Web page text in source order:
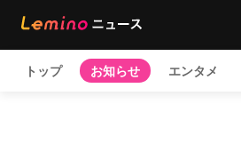
トップ お知らせ エンタメ